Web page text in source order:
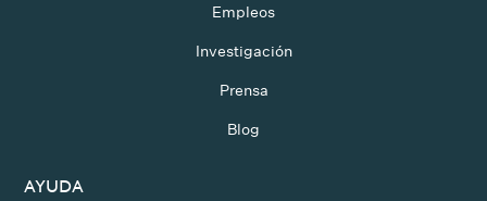
Empleos
Investigación
Prensa
Blog
AYUDA